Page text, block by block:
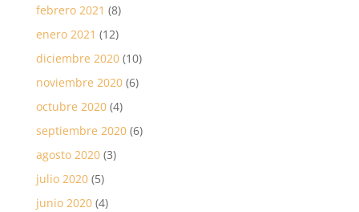
febrero 2021 (8)
enero 2021 (12)
diciembre 2020(10)
noviembre 2020(6)
octubre 2020(4)
septiembre 2020(6)
agosto 2020(3)
julio 2020(5)
junio 2020(4)